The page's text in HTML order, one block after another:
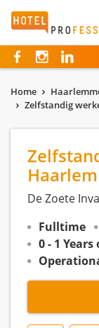
Home
Zelfstandig
De Zoete
Fulltime
0 - 1